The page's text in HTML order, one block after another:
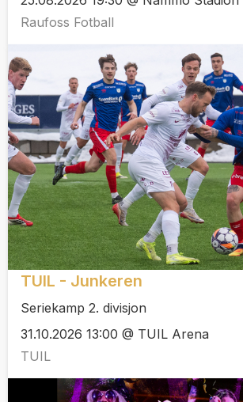
Raufoss Fotball
TUIL - Junkeren
Seriekamp 2. divisjon
31.10.2026 13:00 @ TUIL Arena
TUIL